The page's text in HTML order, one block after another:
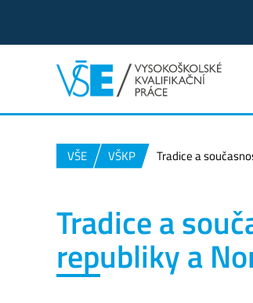
VŠE VŠKP Tradice a
Tradice a
republiky a